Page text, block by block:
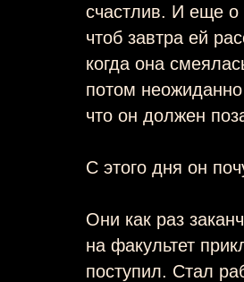
счастлив. И еще о
чтоб завтра ей
когда она
потом неожиданно
что он должен
С этого дня он
Они как раз
на факультет
поступил. Стал